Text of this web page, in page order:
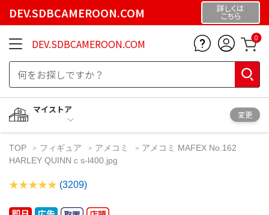
DEV.SDBCAMEROON.COM 詳しくは
こちら
DEV.SDBCAMEROON.COM 0
マイストア
変更
TOP フィギュア アメコミ
アメコミ MAFEX No.162
HARLEY QUINN c s-l400.jpg
(3209)